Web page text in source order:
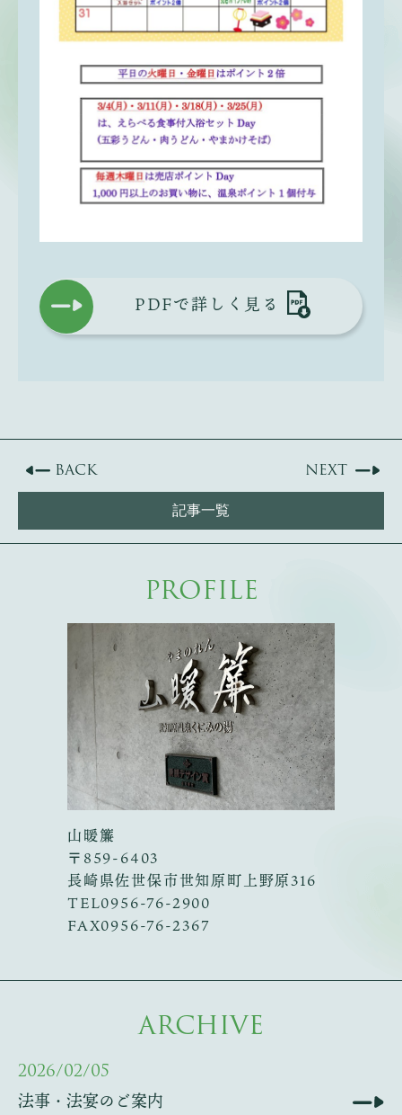
PDFで詳しく見る
BACK
NEXT
記事一覧
PROFILE
山暖簾
〒859-6403
長崎県佐世保市世知原町上野原316
TEL0956-76-2900
FAX0956-76-2367
ARCHIVE
2026/02/05
法事・法宴のご案内